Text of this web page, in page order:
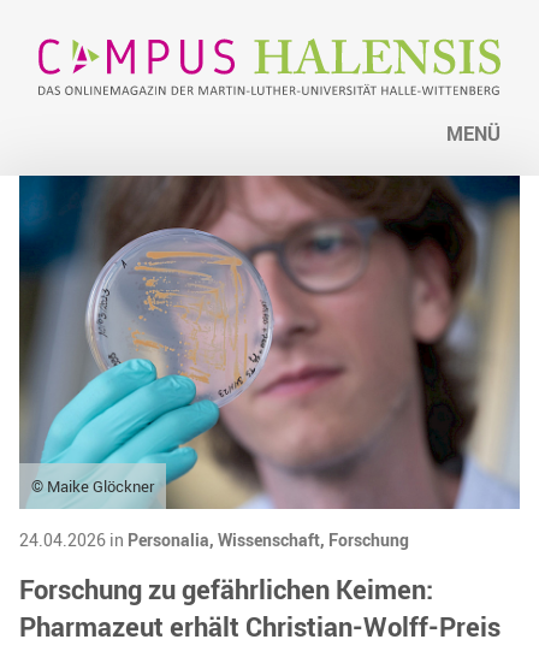
MENÜ
© Maike Glöckner
24.04.2026 in Personalia, Wissenschaft, Forschung
Forschung zu gefährlichen Keimen:
Pharmazeut erhält Christian-Wolff-Preis